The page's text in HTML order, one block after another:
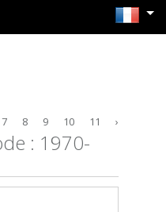
7 8 9 10 11 ›
: 1970-